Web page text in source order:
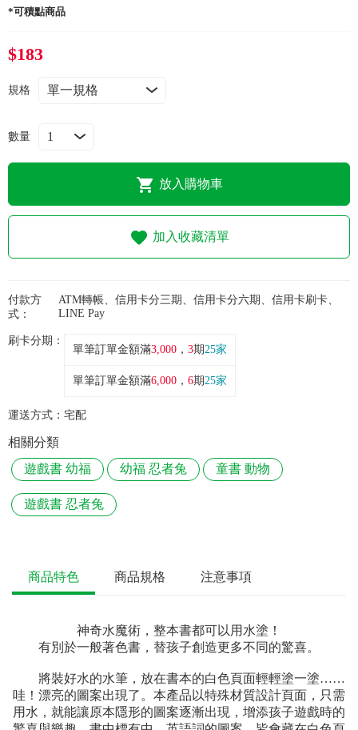
合作提案
購物流程
會員專區
常見問題
*可積點商品
$183
規格
數量
放入購物車
加入收藏清單
付款方
式：
ATM轉帳、信用卡分三期、信用卡分六期、信用卡刷卡、
LINE Pay
刷卡分期：
單筆訂單金額滿3,000 ， 3期25家
單筆訂單金額滿6,000 ， 6期25家
運送方式： 宅配
相關分類
遊戲書 幼福
幼福 忍者兔 童書 動物
遊戲書 忍者兔
商品特色 商品規格 注意事項
神奇水魔術，整本書都可以用水塗！
有別於一般著色書，替孩子創造更多不同的驚喜。
將裝好水的水筆，放在書本的白色頁面輕輕塗一塗……
哇！漂亮的圖案出現了。本產品以特殊材質設計頁面，只需
用水，就能讓原本隱形的圖案逐漸出現，增添孩子遊戲時的